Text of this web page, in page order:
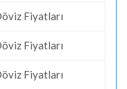
Fiyatları
Fiyatları
Fiyatları